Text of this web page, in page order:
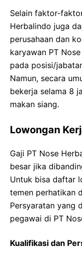
Selain faktor-
Herbalindo juga
perusahaan dan
karyawan PT
pada posisi/
Namun, secara
bekerja selama 8
makan siang.
Lowongan
Gaji PT Nose
besar jika
Untuk bisa daftar
temen perhatikan
Persyaratan yang
pegawai di PT
Kualifikasi dan